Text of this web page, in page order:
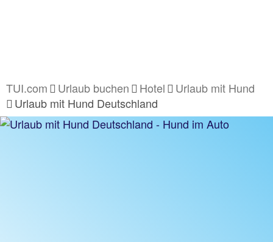
TUI.com Urlaub buchen Hotel
Urlaub mit Hund
Urlaub mit Hund Deutschland